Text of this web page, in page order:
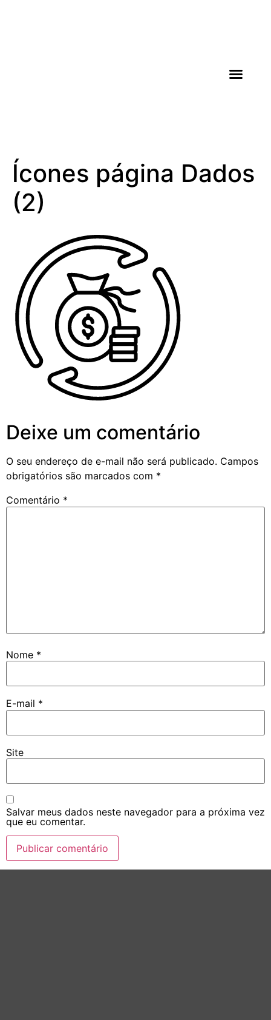
Ícones página Dados
(2)
Deixe um comentário
O seu endereço de e-mail não será publicado. Campos
obrigatórios são marcados com *
Comentário *
Nome *
E-mail *
Site
Salvar meus dados neste navegador para a próxima vez
que eu comentar.